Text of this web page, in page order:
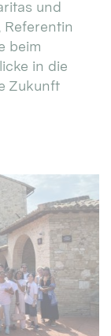
und
beim
in die
Zukunft